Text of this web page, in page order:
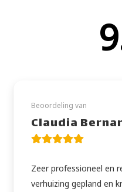
Beoordeling van
Claudia Bernardo
Zeer professioneel en
verhuizing gepland en